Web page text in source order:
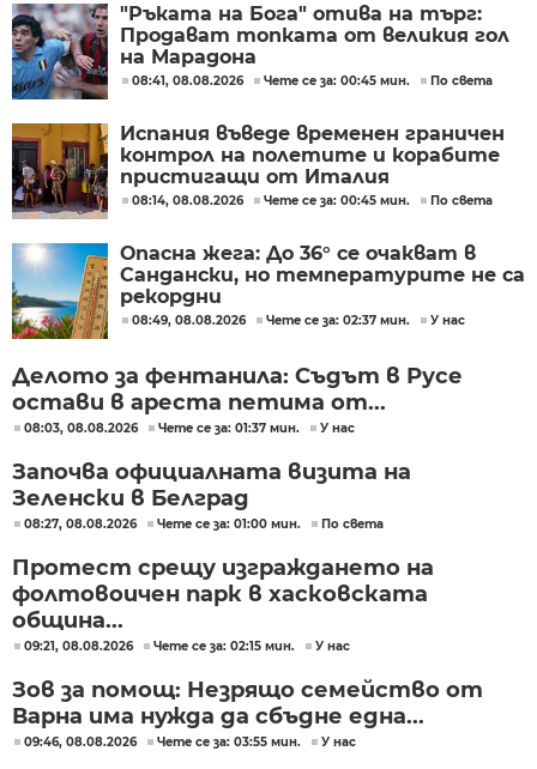
"Ръката на Бога" отива на търг:
Продават топката от великия гол
на Марадона
08:41, 08.08.2026 Чете се за: 00:45 мин. По света
Испания въведе временен граничен
контрол на полетите и корабите
пристигащи от Италия
08:14, 08.08.2026 Чете се за: 00:45 мин. По света
Опасна жега: До 36° се очакват в
Сандански, но температурите не са
рекордни
08:49, 08.08.2026 Чете се за: 02:37 мин. У нас
Делото за фентанила: Съдът в Русе
остави в ареста петима от...
08:03, 08.08.2026 Чете се за: 01:37 мин. У нас
Започва официалната визита на
Зеленски в Белград
08:27, 08.08.2026 Чете се за: 01:00 мин. По света
Протест срещу изграждането на
фолтовоичен парк в хасковската
община...
09:21, 08.08.2026 Чете се за: 02:15 мин. У нас
Зов за помощ: Незрящо семейство от
Варна има нужда да сбъдне една...
09:46, 08.08.2026 Чете се за: 03:55 мин. У нас